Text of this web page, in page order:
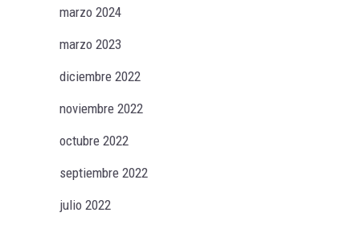
marzo 2024
marzo 2023
diciembre 2022
noviembre 2022
octubre 2022
septiembre 2022
julio 2022